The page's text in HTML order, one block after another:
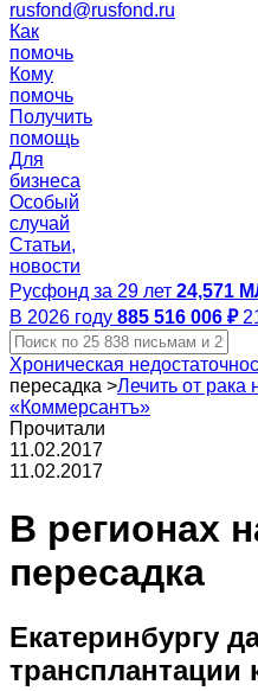
rusfond@rusfond.ru
Как
помочь
Кому
помочь
Получить
помощь
Для
бизнеса
Особый
случай
Статьи,
новости
Русфонд за 29 лет 24,571
В 2026 году 885 516 006 ₽
Хроническая
пересадка >Лечить от
«Коммерсантъ»
Прочитали
11.02.2017
11.02.2017
В регионах
пересадка
Екатеринбургу
трансплантации